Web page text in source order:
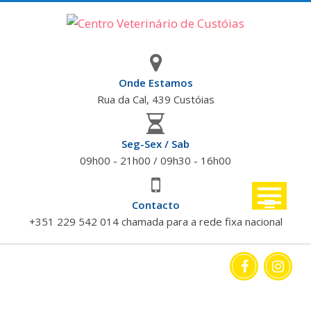
Onde Estamos
Rua da Cal, 439 Custóias
Seg-Sex / Sab
09h00 - 21h00 / 09h30 - 16h00
Contacto
+351 229 542 014 chamada para a rede fixa nacional